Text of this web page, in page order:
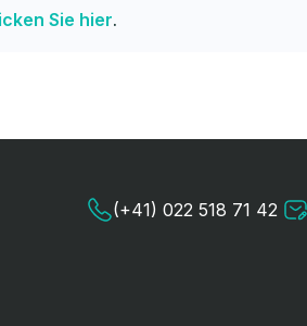
Sie hier.
(+41) 022 518 71 42